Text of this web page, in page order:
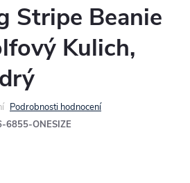
Stripe Beanie
Kulich,
Podrobnosti hodnocení
6855-ONESIZE